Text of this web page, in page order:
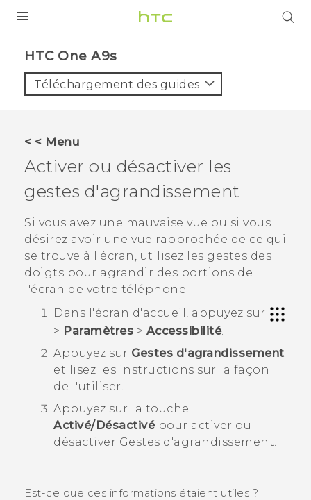
VIVE
VIVERSE
ASSISTANCE
Appareils HTC & Accessoires
HTC One A9s‎
Téléchargement des guides
< < Menu
Activer ou désactiver les
gestes d'agrandissement
Si vous avez une mauvaise vue ou si vous
désirez avoir une vue rapprochée de ce qui
se trouve à l'écran, utilisez les gestes des
doigts pour agrandir des portions de
l'écran de votre téléphone.
Dans l'écran d'accueil , appuyez sur
> Paramètres > Accessibilité.
Appuyez sur Gestes d'agrandissement
et lisez les instructions sur la façon
de l'utiliser.
Appuyez sur la touche
Activé/Désactivépour activer ou
désactiver Gestes d'agrandissement.
Est-ce que ces informations étaient utiles ?